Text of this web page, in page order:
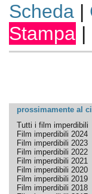
Scheda|
Stampa |
prossimamente al
Tutti i film imperdibili
Film imperdibili 2024
Film imperdibili 2023
Film imperdibili 2022
Film imperdibili 2021
Film imperdibili 2020
Film imperdibili 2019
Film imperdibili 2018